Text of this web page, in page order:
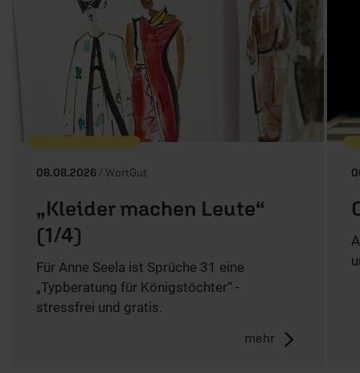
08.08.2026 / WortGut
„Kleider machen Leute“
(1/4)
Für Anne Seela ist Sprüche 31 eine
„Typberatung für Königstöchter“ -
stressfrei und gratis.
mehr